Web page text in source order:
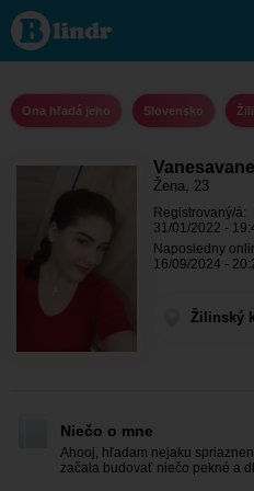
Vanesavanes
- Ona hľadá
jeho Žilinský
kraj - Žilina
Ona hľadá jeho Slovensko
Žena, 23
Registrovaný/á:
31/01/2022 -
Naposledny
16/09/2024 -
Žilinský
Niečo o mne
Ahooj, hľadam nejaku
začala budovať niečo pekné a